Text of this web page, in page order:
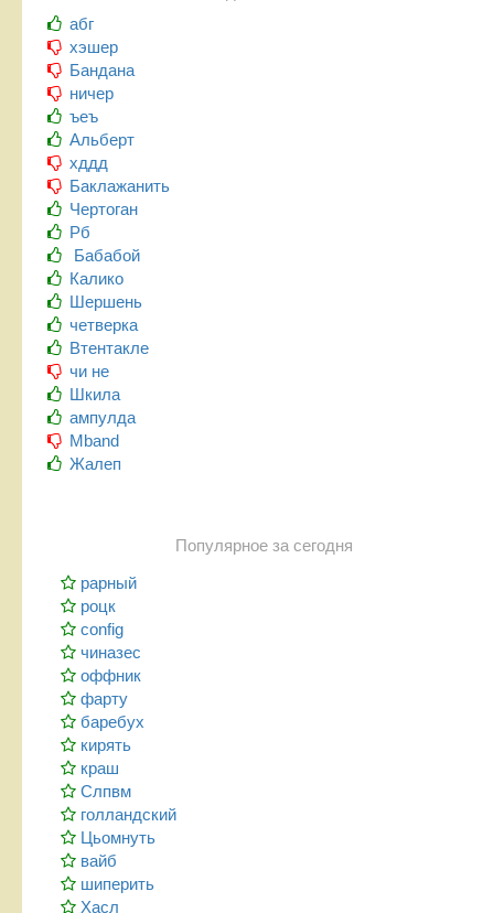
абг
хэшер
Бандана
ничер
ъеъ
Альберт
хддд
Баклажанить
Чертоган
Рб
Бабабой
Калико
Шершень
четверка
Втентакле
чи не
Шкила
ампулда
Mband
Жалеп
Популярное за сегодня
рарный
роцк
config
чиназес
оффник
фарту
баребух
кирять
краш
Слпвм
голландский
Цьомнуть
вайб
шиперить
Хасл